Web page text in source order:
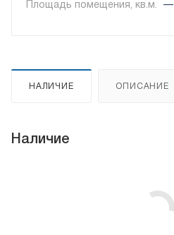
Площадь помещения, кв.м.
—
НАЛИЧИЕ ОПИСАНИЕ
Наличие